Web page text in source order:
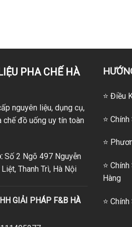
PHA CHẾ HÀ
nguyên liệu, dụng cụ,
chế đồ uống uy tín toàn
Số 2 Ngõ 497 Nguyễn
Liệt, Thanh Trì, Hà Nội
GIẢI PHÁP F&B HÀ
⭐ Điều
⭐
⭐
⭐ Chính
Hàng
⭐